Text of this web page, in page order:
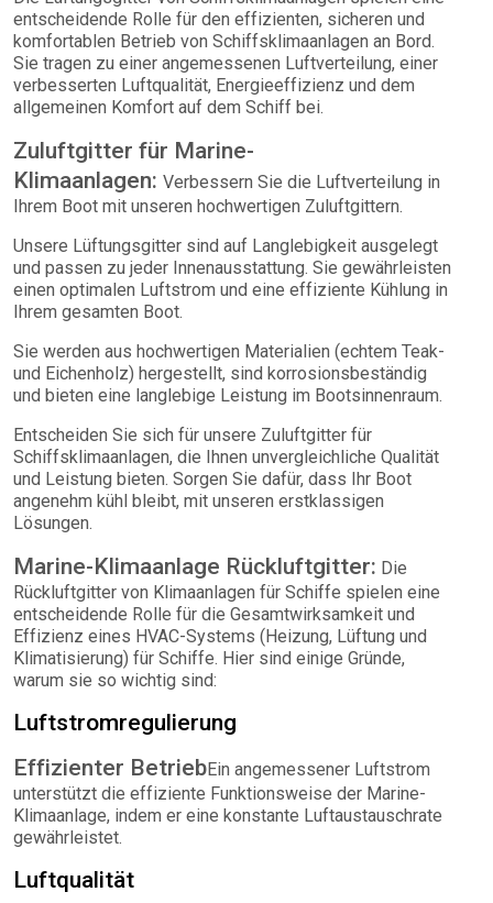
entscheidende Rolle für den effizienten, sicheren und
komfortablen Betrieb von Schiffsklimaanlagen an Bord.
Sie tragen zu einer angemessenen Luftverteilung, einer
verbesserten Luftqualität, Energieeffizienz und dem
allgemeinen Komfort auf dem Schiff bei.
Zuluftgitter für Marine-
Klimaanlagen: Verbessern Sie die Luftverteilung in
Ihrem Boot mit unseren hochwertigen Zuluftgittern.
Unsere Lüftungsgitter sind auf Langlebigkeit ausgelegt
und passen zu jeder Innenausstattung. Sie gewährleisten
einen optimalen Luftstrom und eine effiziente Kühlung in
Ihrem gesamten Boot.
Sie werden aus hochwertigen Materialien (echtem Teak-
und Eichenholz) hergestellt, sind korrosionsbeständig
und bieten eine langlebige Leistung im Bootsinnenraum.
Entscheiden Sie sich für unsere Zuluftgitter für
Schiffsklimaanlagen, die Ihnen unvergleichliche Qualität
und Leistung bieten. Sorgen Sie dafür, dass Ihr Boot
angenehm kühl bleibt, mit unseren erstklassigen
Lösungen.
Marine-Klimaanlage Rückluftgitter: Die
Rückluftgitter von Klimaanlagen für Schiffe spielen eine
entscheidende Rolle für die Gesamtwirksamkeit und
Effizienz eines HVAC-Systems (Heizung, Lüftung und
Klimatisierung) für Schiffe. Hier sind einige Gründe,
warum sie so wichtig sind:
Luftstromregulierung
Effizienter BetriebEin angemessener Luftstrom
unterstützt die effiziente Funktionsweise der Marine-
Klimaanlage, indem er eine konstante Luftaustauschrate
gewährleistet.
Luftqualität